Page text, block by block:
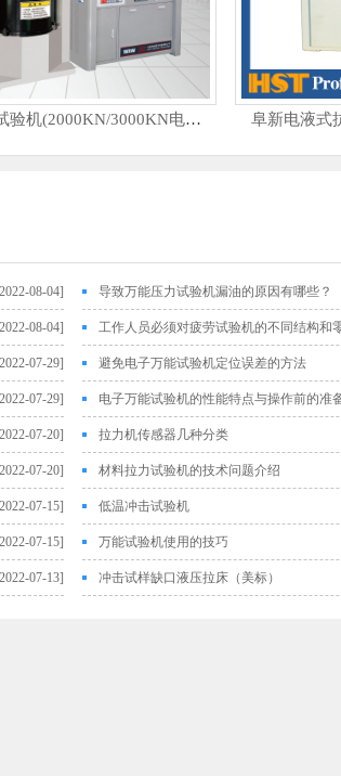
阜新压力试验机(2000KN/3000KN电动丝杠） 阜新电液式
08-04] 导致万能压力试验机漏油的原因有哪些？
08-04] 工作人员必须对疲劳试验机的不同结构和
07-29] 避免电子万能试验机定位误差的方法
07-29] 电子万能试验机的性能特点与操作前的准
07-20] 拉力机传感器几种分类
07-20] 材料拉力试验机的技术问题介绍
07-15] 低温冲击试验机
07-15] 万能试验机使用的技巧
07-13] 冲击试样缺口液压拉床（美标）